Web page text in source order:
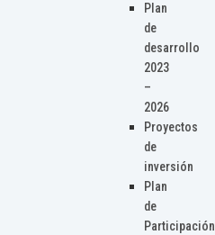
Plan
de
desarrollo
2023
–
2026
Proyectos
de
inversión
Plan
de
Participación